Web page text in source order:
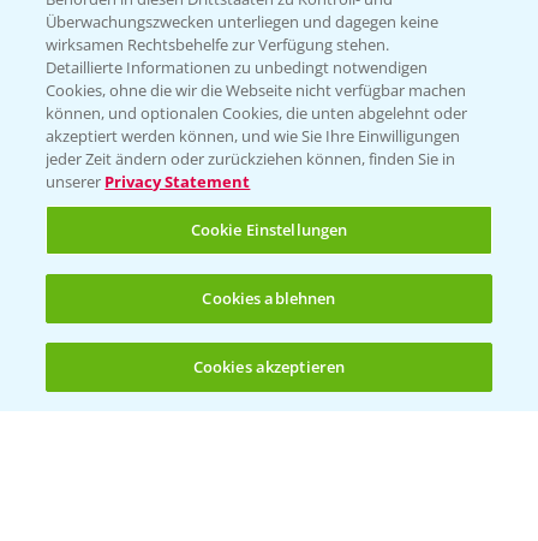
(noch 4)
Folgen Sie uns
Allgemeine Nutzungsbedingungen
Datenschutzerklärung
Überwachungszwecken unterliegen und dagegen keine
wirksamen Rechtsbehelfe zur Verfügung stehen.
Detaillierte Informationen zu unbedingt notwendigen
Cookies, ohne die wir die Webseite nicht verfügbar machen
können, und optionalen Cookies, die unten abgelehnt oder
akzeptiert werden können, und wie Sie Ihre Einwilligungen
jeder Zeit ändern oder zurückziehen können, finden Sie in
unserer Privacy Statement
Cookie Einstellungen
Cookies ablehnen
Cookies akzeptieren